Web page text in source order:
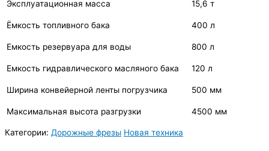
Эксплуатационная масса 15,6 т
Ёмкость топливного бака 400 л
Емкость резервуара для воды 800 л
Емкость гидравлического масляного бака 120 л
Ширина конвейерной ленты погрузчика 500 мм
Максимальная высота разгрузки 4500 мм
Категории: Дорожные фрезы Новая техника